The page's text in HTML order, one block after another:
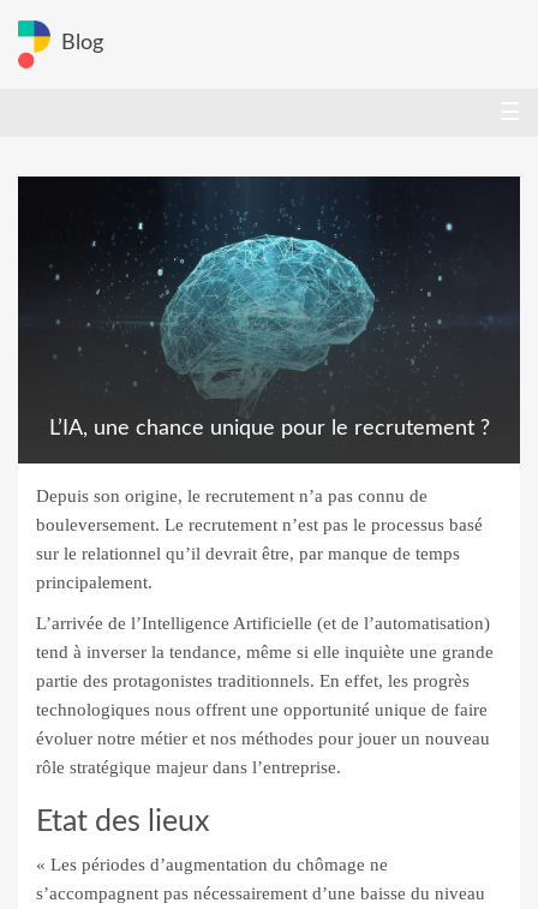
Blog
L’IA, une chance unique pour le recrutement ?
Depuis son origine, le recrutement n’a pas connu de
bouleversement. Le recrutement n’est pas le processus basé
sur le relationnel qu’il devrait être, par manque de temps
principalement.
L’arrivée de l’Intelligence Artificielle (et de l’automatisation)
tend à inverser la tendance, même si elle inquiète une grande
partie des protagonistes traditionnels. En effet, les progrès
technologiques nous offrent une opportunité unique de faire
évoluer notre métier et nos méthodes pour jouer un nouveau
rôle stratégique majeur dans l’entreprise.
Etat des lieux
« Les périodes d’augmentation du chômage ne
s’accompagnent pas nécessairement d’une baisse du niveau